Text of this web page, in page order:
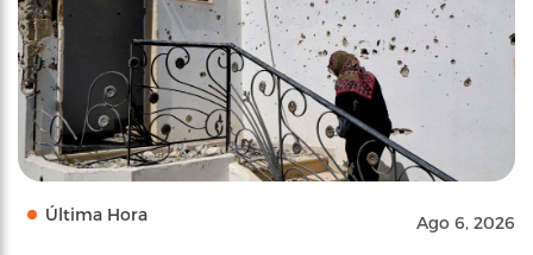
Última Hora Ago 6, 2026